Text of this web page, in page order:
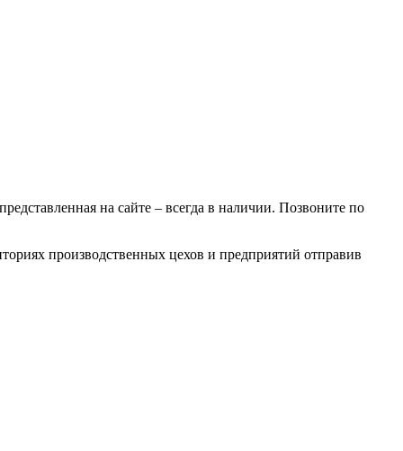
на сайте – всегда в наличии. Позвоните по
производственных цехов и предприятий отправив